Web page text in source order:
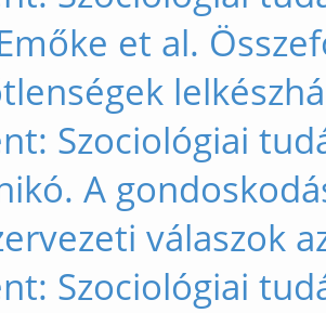
et al.
Szociológiai
A
válaszok
Szociológiai